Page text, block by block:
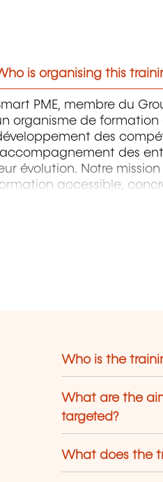
is organising this
PME, membre du
organisme de formation
des
des
évolution. Notre mission
accessible,
expertise en gestion,
transfrontalier, Prévention
psychosociaux
discrimination, violence au
ambition : Permettre à
de faire grandir ses
formation en un levier
performance et
Who is the
What are the
targeted?
What does the